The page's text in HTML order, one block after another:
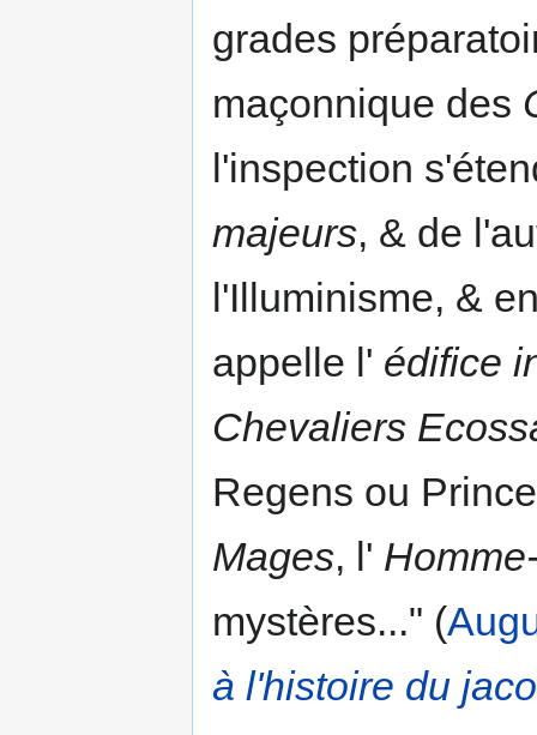
grades
maçonnique des
l'inspection
majeurs, & de
l'Illuminisme, &
appelle l' édifice
Chevaliers
Regens ou
Mages, l'
mystères..." (
à l'histoire du